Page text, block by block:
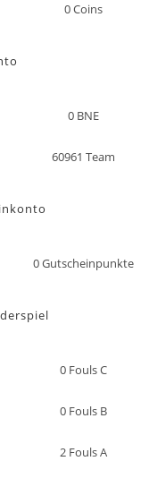
0Coins
0 BNE
60961 Team
0Gutscheinpunkte
0 Fouls C
0 Fouls B
2 Fouls A